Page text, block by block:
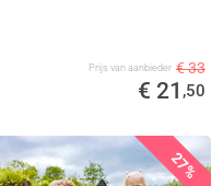
Prijs van aanbieder € 33
€ 21 ,50
27%